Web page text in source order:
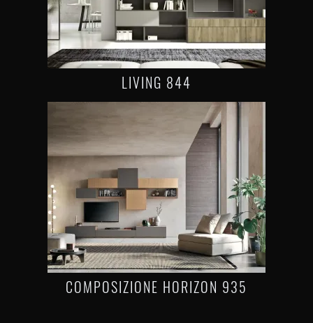
LIVING 844
COMPOSIZIONE HORIZON 935